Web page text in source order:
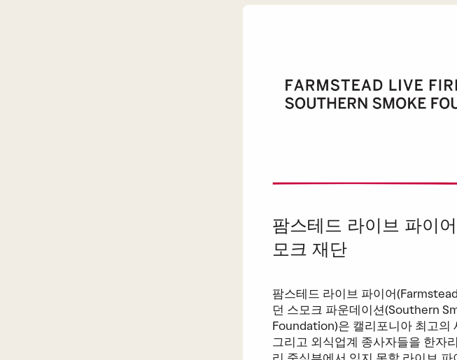
팜스테드 라이브 파이
모크 재단
팜스테드 라이브 파이어
던 스모크 파운데이션(Southern
Foundation)은 캘리포니아 최고의
그리고 외식업계 종사자들을 한자